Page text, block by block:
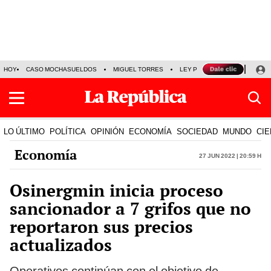
HOY CASO MOCHASUELDOS MIGUEL TORRES LEY PULPÍN PRECIO DEL
LO ÚLTIMO POLÍTICA OPINIÓN ECONOMÍA SOCIEDAD MUNDO
Economía 27 Jun 2022 | 20:59 h
Osinergmin inicia proceso
sancionador a 7 grifos que no
reportaron sus precios
actualizados